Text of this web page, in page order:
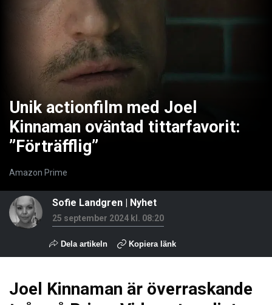
Unik actionfilm med Joel
Kinnaman oväntad tittarfavorit:
”Förträfflig”
Amazon Prime
Sofie Landgren Nyhet
25 september 2024 kl. 08:20
Dela artikeln Kopiera länk
Joel Kinnaman är överraskande